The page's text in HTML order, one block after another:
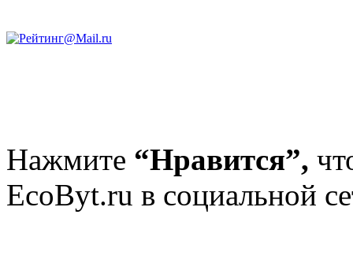
Нажмите “Нравится”,
EcoByt.ru в социальной